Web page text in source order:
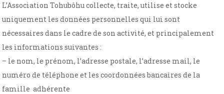
L’Association Tohubôhu collecte, traite, utilise et stocke
uniquement les données personnelles qui lui sont
nécessaires dans le cadre de son activité, et principalement
les informations suivantes :
– le nom, le prénom, l’adresse postale, l’adresse mail, le
numéro de téléphone et les coordonnées bancaires de la
famille adhérente